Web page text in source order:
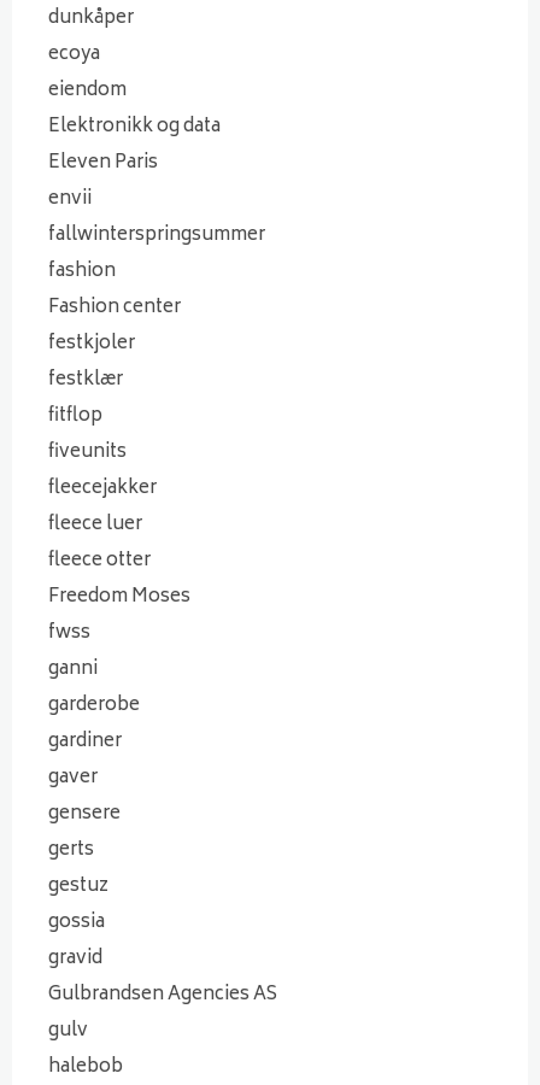
dunkåper
ecoya
eiendom
Elektronikk og data
Eleven Paris
envii
fallwinterspringsummer
fashion
Fashion center
festkjoler
festklær
fitflop
fiveunits
fleecejakker
fleece luer
fleece otter
Freedom Moses
fwss
ganni
garderobe
gardiner
gaver
gensere
gerts
gestuz
gossia
gravid
Gulbrandsen Agencies AS
gulv
halebob